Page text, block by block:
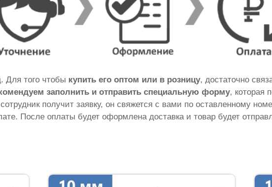
Для того чтобы купить его оптом или в розницу, достаточно
заполнить и отправить специальную форму, которая
получит заявку, он свяжется с вами по оставленному
После оплаты будет оформлена доставка и товар будет